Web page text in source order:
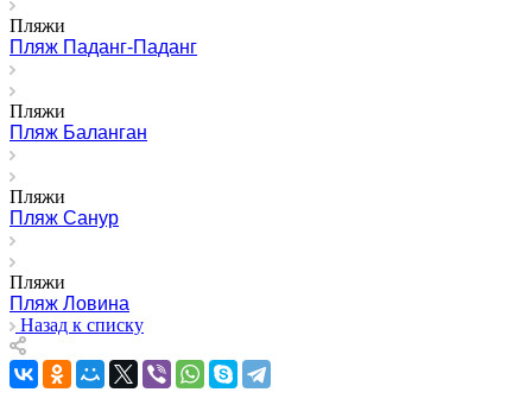
Пляжи
Пляж Паданг-Паданг
Пляжи
Пляж Баланган
Пляжи
Пляж Санур
Пляжи
Пляж Ловина
Назад к списку